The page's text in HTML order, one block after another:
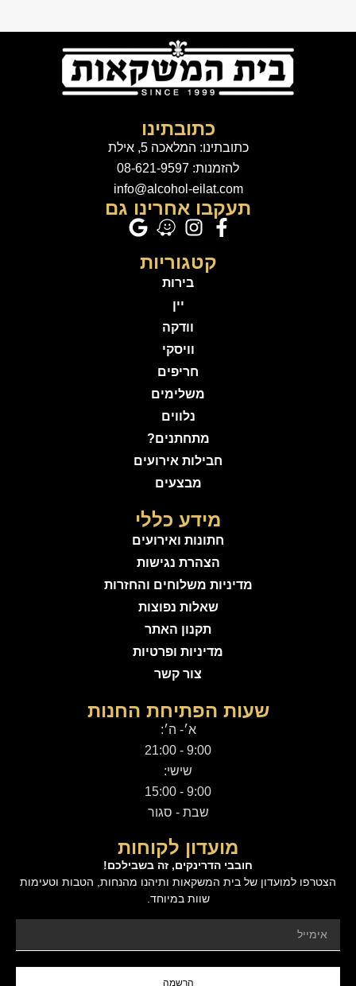
כתובתינו
כתובתינו: המלאכה 5, אילת
להזמנות: 08-621-9597
info@alcohol-eilat.com
תעקבו אחרינו גם
קטגוריות
בירות
יין
וודקה
וויסקי
חריפים
משלימים
נלווים
מתחתנים?
חבילות אירועים
מבצעים
מידע כללי
חתונות ואירועים
הצהרת נגישות
מדיניות משלוחים והחזרות
שאלות נפוצות
תקנון האתר
מדיניות ופרטיות
צור קשר
שעות הפתיחת החנות
א׳- ה׳:
9:00 - 21:00
שישי:
9:00 - 15:00
שבת - סגור
מועדון לקוחות
חובבי הדרינקים, זה בשבילכם!
הצטרפו למועדון של בית המשקאות ותיהנו מהנחות, הטבות וטעימות
שוות במיוחד.
הרשמה